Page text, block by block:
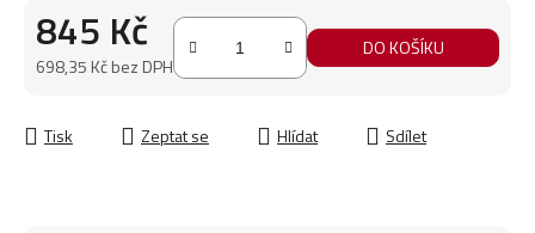
845 Kč
698,35 Kč bez DPH
DO KOŠÍKU
Tisk Zeptat se Hlídat Sdílet